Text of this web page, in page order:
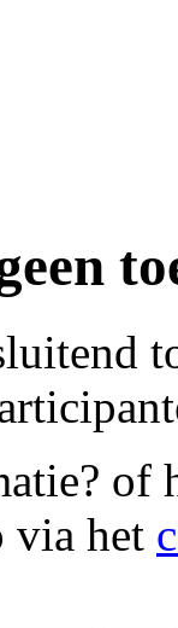
of
via het